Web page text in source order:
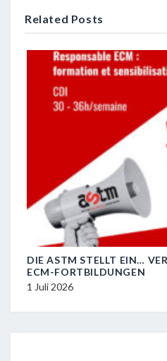
Related Posts
DIE ASTM STELLT EIN…
ECM-FORTBILDUNGEN
1 Juli 2026